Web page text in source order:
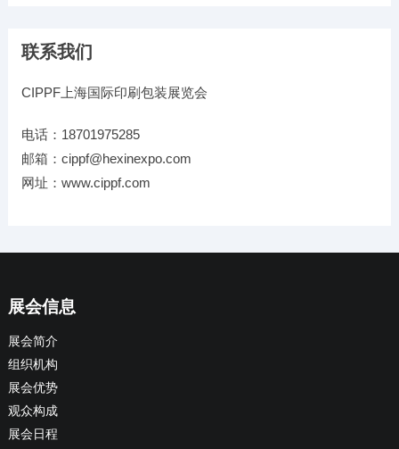
联系我们
CIPPF上海国际印刷包装展览会
电话：18701975285
邮箱：cippf@hexinexpo.com
网址：www.cippf.com
展会信息
展会简介
组织机构
展会优势
观众构成
展会日程